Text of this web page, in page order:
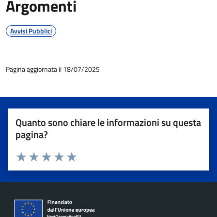
Argomenti
Avvisi Pubblici
Pagina aggiornata il 18/07/2025
Quanto sono chiare le informazioni su questa
pagina?
Valuta 5 stelle su 5
Valuta 4 stelle su 5
Valuta 3 stelle su 5
Valuta 2 stelle su 5
Valuta 1 stelle su 5